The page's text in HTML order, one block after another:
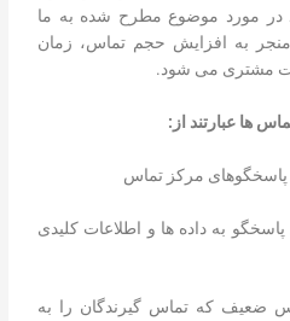
در مورد موضوع مطرح شده به ما
مراجعه نکند. نرخ پایین FCR منجر به افزایش حجم تماس، زمان
مشتری می شود.
ها عبارتند از:
پاسخگوهای مرکز تماس
به داده ها و اطلاعات کلیدی
ضعیف که تماس گیرندگان را به